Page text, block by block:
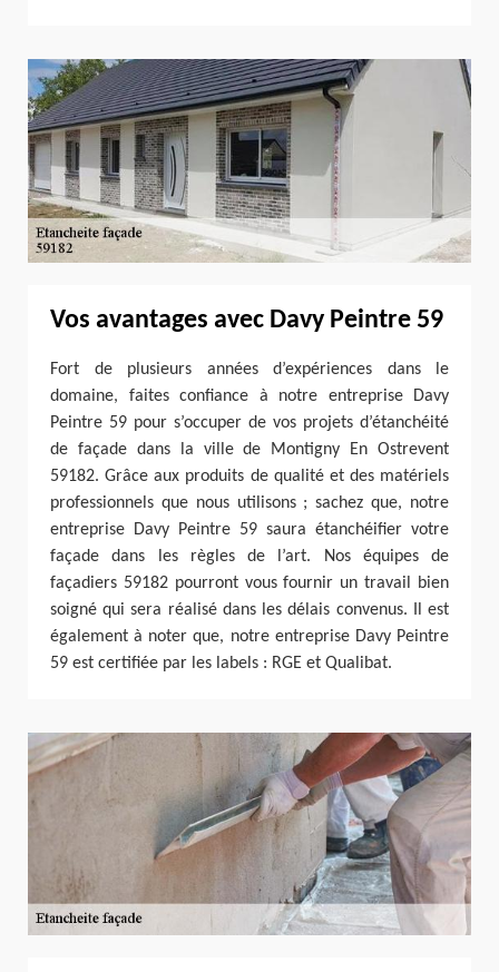
Vos avantages avec Davy Peintre 59
Fort de plusieurs années d’expériences dans le
domaine, faites confiance à notre entreprise Davy
Peintre 59 pour s’occuper de vos projets d’étanchéité
de façade dans la ville de Montigny En Ostrevent
59182. Grâce aux produits de qualité et des matériels
professionnels que nous utilisons ; sachez que, notre
entreprise Davy Peintre 59 saura étanchéifier votre
façade dans les règles de l’art. Nos équipes de
façadiers 59182 pourront vous fournir un travail bien
soigné qui sera réalisé dans les délais convenus. Il est
également à noter que, notre entreprise Davy Peintre
59 est certifiée par les labels : RGE et Qualibat.